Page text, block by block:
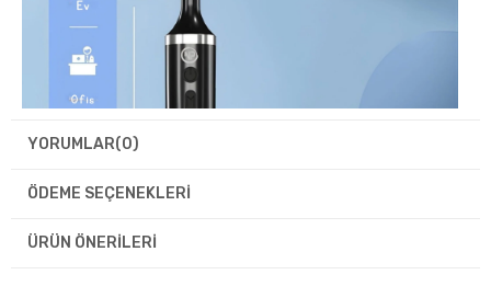
YORUMLAR(0)
ÖDEME SEÇENEKLERI
ÜRÜN ÖNERILERI